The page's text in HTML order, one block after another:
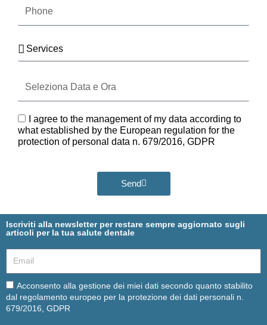
Services
Data
e
GDPRI agree to the management of my data according to
what established by the European regulation for the
protection of personal data n. 679/2016, GDPR
Send
Iscriviti alla newsletter per restare sempre aggiornato sugli
articoli per la tua salute dentale
Email
Email
Acconsento alla gestione dei miei dati secondo quanto stabilito
dal regolamento europeo per la protezione dei dati personali n.
679/2016, GDPR